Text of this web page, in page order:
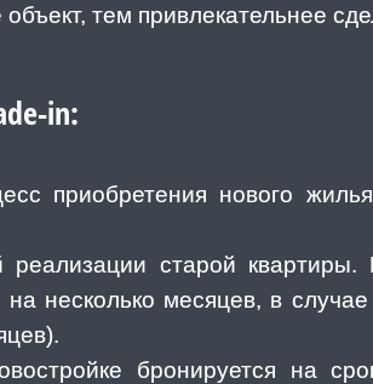
тем привлекательнее
in:
приобретения нового
реализации старой
на несколько месяцев, в
бронируется на